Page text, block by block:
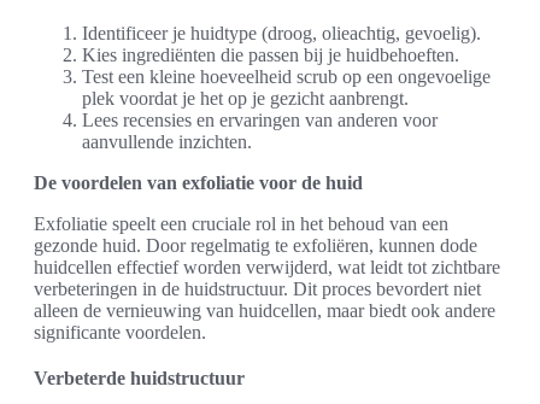
Identificeer je huidtype (droog, olieachtig, gevoelig).
Kies ingrediënten die passen bij je huidbehoeften.
Test een kleine hoeveelheid scrub op een ongevoelige
plek voordat je het op je gezicht aanbrengt.
Lees recensies en ervaringen van anderen voor
aanvullende inzichten.
De voordelen van exfoliatie voor de huid
Exfoliatie speelt een cruciale rol in het behoud van een
gezonde huid. Door regelmatig te exfoliëren, kunnen dode
huidcellen effectief worden verwijderd, wat leidt tot zichtbare
verbeteringen in de huidstructuur. Dit proces bevordert niet
alleen de vernieuwing van huidcellen, maar biedt ook andere
significante voordelen.
Verbeterde huidstructuur